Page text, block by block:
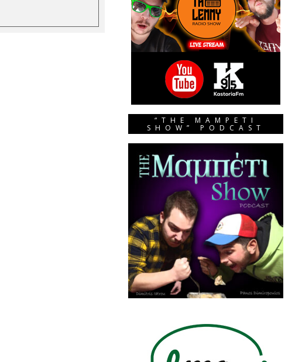
“THE MAMPETI
SHOW” PODCAST